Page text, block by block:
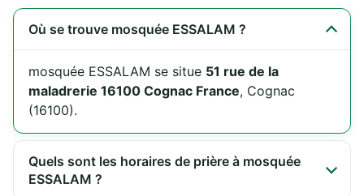
Où se trouve mosquée ESSALAM ?
mosquée ESSALAM se situe 51 rue de la
maladrerie 16100 Cognac France, Cognac
(16100).
Quels sont les horaires de prière à mosquée
ESSALAM ?